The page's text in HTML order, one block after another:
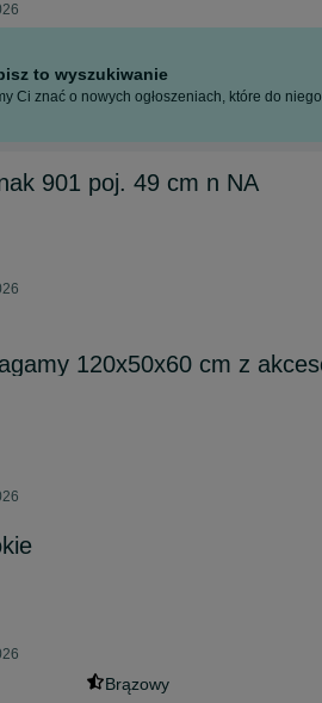
to wyszukiwanie
Ci znać o nowych ogłoszeniach, które do
901 poj. 49 cm n NA
120x50x60 cm z
Brązowy